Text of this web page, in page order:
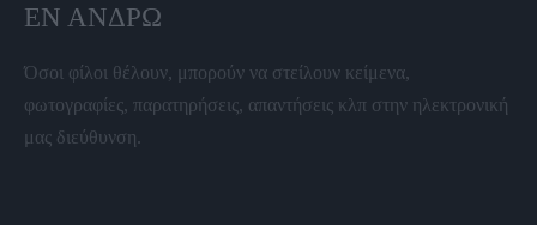
ΕΝ ΆΝΔΡΩ
Όσοι φίλοι θέλουν, μπορούν να στείλουν κείμενα,
φωτογραφίες, παρατηρήσεις, απαντήσεις κλπ στην ηλεκτρονική
μας διεύθυνση.